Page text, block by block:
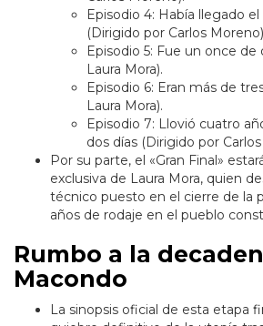
Episodio 4: Había llegado
(Dirigido por Carlos
Episodio 5: Fue un once
Laura Mora).
Episodio 6: Eran más de
Laura Mora).
Episodio 7: Llovió cuatro
dos días (Dirigido por
Por su parte, el «Gran Final»
exclusiva de Laura Mora, quien
técnico puesto en el cierre de la
años de rodaje en el pueblo
Rumbo a la
Macondo
La sinopsis oficial de esta etapa